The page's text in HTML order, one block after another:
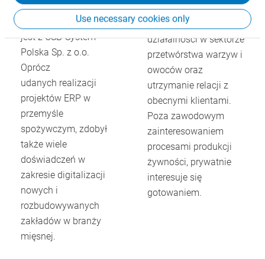
Use necessary cookies only
Arkadiusz Krzywiński
od 2000 r. związany
jest z CSB-System
Polska Sp. z o.o.
Oprócz
udanych realizacji
projektów ERP w
przemyśle
spożywczym, zdobył
także wiele
doświadczeń w
zakresie digitalizacji
nowych i
rozbudowywanych
zakładów w branży
mięsnej.
odpowiedzialny jest za
rozwój nowej
działalności w sektorze
przetwórstwa warzyw i
owoców oraz
utrzymanie relacji z
obecnymi klientami.
Poza zawodowym
zainteresowaniem
procesami produkcji
żywności, prywatnie
interesuje się
gotowaniem.